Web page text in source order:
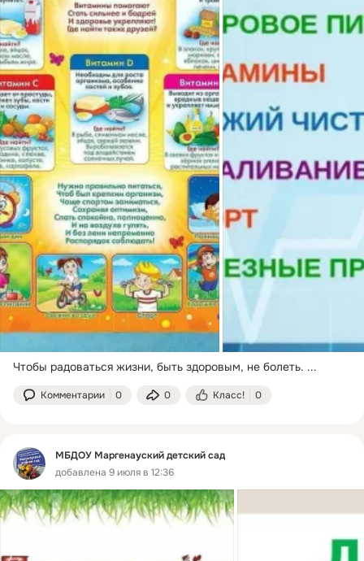
Чтобы радоваться жизни, быть здоровым, не болеть. ...
Комментарии 0 0 Класс! 0
МБДОУ Маргенауский детский сад
добавлена 9 июля в 12:36